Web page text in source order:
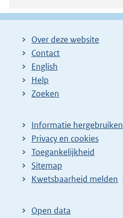
Over deze website
Contact
English
Help
Zoeken
Informatie hergebruiken
Privacy en cookies
Toegankelijkheid
Sitemap
E
t
Kwetsbaarheid melden
Open data